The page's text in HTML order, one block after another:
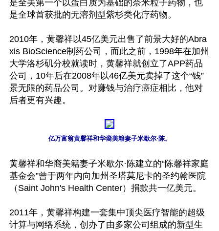
是全美第一个以蛋白质为基础的奈米粒子药物，也
是全球首获批的无溶剂型紫杉类化疗药物。
2010年，黄馨祥以45亿美元出售了前景大好的Abra
xis BioScience制药公司，而此之前，1998年在加州
大学洛杉矶分校就读时，黄馨祥就创立了APP药品
公司，10年后在2008年以46亿美元卖掉了这个“钱”
景无限的药品公司。对赚钱与治疗癌症相比，他对
后者更有兴趣。
亿万富翁黄馨祥和华裔美籍妻子米歇尔·陈。
黄馨祥和华裔美籍妻子米歇尔·陈建立的“陈馨祥家庭
基金会”曾于两年内向加州圣塔莫尼卡的圣约翰医院
（Saint John's Health Center）捐款共一亿美元。
2011年，黄馨祥构建一套集中顶尖医疗智能的超级
计算与网络系统，创办了由多家公司组成的新型生